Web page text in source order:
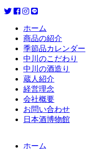
ホーム
商品の紹介
季節品カレンダー
中川のこだわり
中川の酒造り
蔵人紹介
経営理念
会社概要
お問い合わせ
日本酒博物館
ホーム